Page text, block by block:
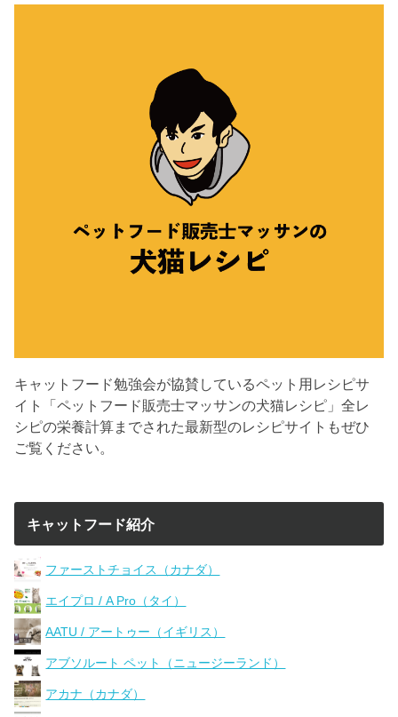
キャットフード勉強会が協賛しているペット用レシピサ
イト「ペットフード販売士マッサンの犬猫レシピ」全レ
シピの栄養計算までされた最新型のレシピサイトもぜひ
ご覧ください。
キャットフード紹介
ファーストチョイス（カナダ）
エイプロ / A Pro（タイ）
AATU / アートゥー（イギリス）
アブソルート ペット（ニュージーランド）
アカナ（カナダ）